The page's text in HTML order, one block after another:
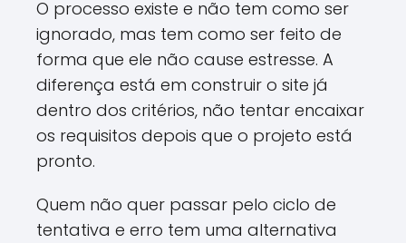
O processo existe e não tem como ser
ignorado, mas tem como ser feito de
forma que ele não cause estresse. A
diferença está em construir o site já
dentro dos critérios, não tentar encaixar
os requisitos depois que o projeto está
pronto.
Quem não quer passar pelo ciclo de
tentativa e erro tem uma alternativa